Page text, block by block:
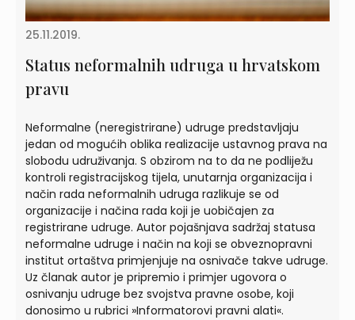
25.11.2019.
Status neformalnih udruga u hrvatskom
pravu
Neformalne (neregistrirane) udruge predstavljaju
jedan od mogućih oblika realizacije ustavnog prava na
slobodu udruživanja. S obzirom na to da ne podliježu
kontroli registracijskog tijela, unutarnja organizacija i
način rada neformalnih udruga razlikuje se od
organizacije i načina rada koji je uobičajen za
registrirane udruge. Autor pojašnjava sadržaj statusa
neformalne udruge i način na koji se obveznopravni
institut ortaštva primjenjuje na osnivače takve udruge.
Uz članak autor je pripremio i primjer ugovora o
osnivanju udruge bez svojstva pravne osobe, koji
donosimo u rubrici »Informatorovi pravni alati«.